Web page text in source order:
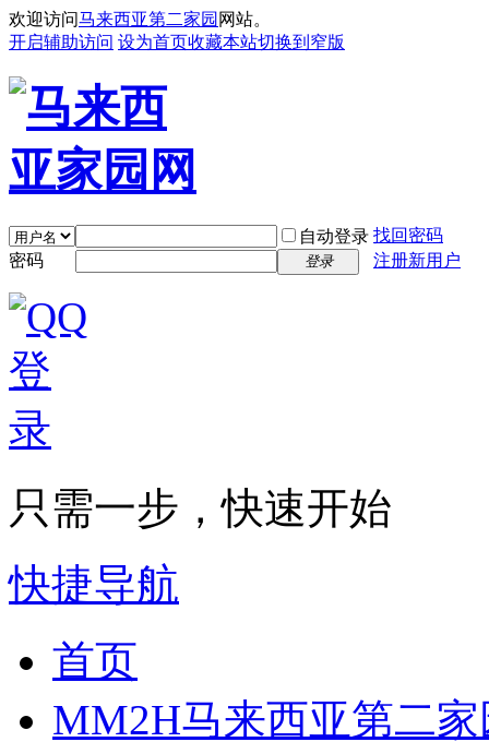
欢迎访问马来西亚第二家园 网站。
开启辅助访问 设为首页收藏本站切换到窄版
自动登录 找回密码
密码
登录 注册新用户
只需一步，快速开始
快捷导航
首页
MM2H马来西亚第二家